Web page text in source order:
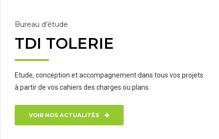
Bureau d’étude
TDI TOLERIE
Etude, conception et accompagnement dans tous vos projets
à partir de vos cahiers des charges ou plans.
VOIR NOS ACTUALITÉS